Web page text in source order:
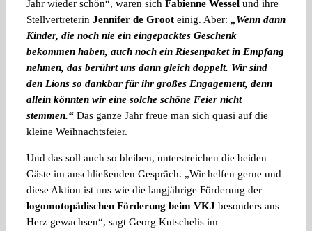
Jahr wieder schön“, waren sich Fabienne Wessel und ihre
Stellvertreterin Jennifer de Groot einig. Aber: „Wenn dann
Kinder, die noch nie ein eingepacktes Geschenk
bekommen haben, auch noch ein Riesenpaket in Empfang
nehmen, das berührt uns dann gleich doppelt. Wir sind
den Lions so dankbar für ihr großes Engagement, denn
allein könnten wir eine solche schöne Feier nicht
stemmen.“ Das ganze Jahr freue man sich quasi auf die
kleine Weihnachtsfeier.
Und das soll auch so bleiben, unterstreichen die beiden
Gäste im anschließenden Gespräch. „Wir helfen gerne und
diese Aktion ist uns wie die langjährige Förderung der
logomotopädischen Förderung beim VKJ besonders ans
Herz gewachsen“, sagt Georg Kutschelis im